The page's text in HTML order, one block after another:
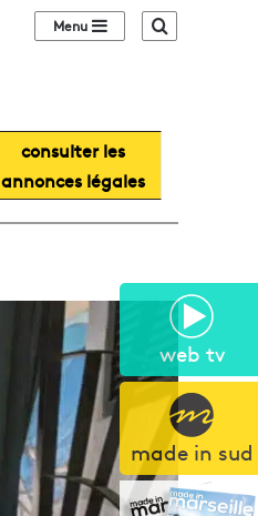
web tv
made in sud
Sidebar (barre
consulter les
annonces légales